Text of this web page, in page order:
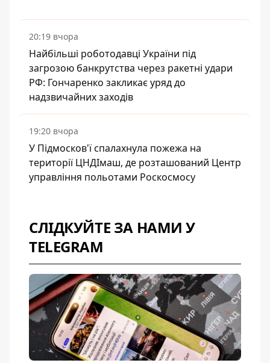
20:19 вчора
Найбільші роботодавці України під
загрозою банкрутства через ракетні удари
РФ: Гончаренко закликає уряд до
надзвичайних заходів
19:20 вчора
У Підмосков'ї спалахнула пожежа на
території ЦНДІмаш, де розташований Центр
управління польотами Роскосмосу
СЛІДКУЙТЕ ЗА НАМИ У
TELEGRAM